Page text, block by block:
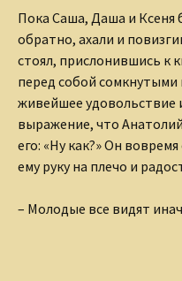
Пока Саша, Даша и Ксеня
обратно, ахали и
стоял, прислонившись к
перед собой сомкнутыми
живейшее удовольствие
выражение, что
его: «Ну как?» Он
ему руку на плечо и
– Молодые все видят